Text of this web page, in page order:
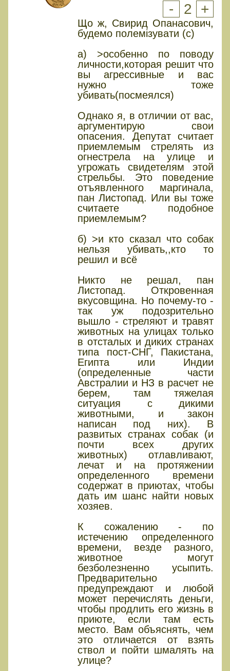
- 2 +
Що ж, Свирид Опанасович,
будемо полемiзувати (с)
а) >особенно по поводу
личности,которая решит что
вы агрессивные и вас
нужно тоже
убивать(посмеялся)
Однако я, в отличии от вас,
аргументирую свои
опасения. Депутат считает
приемлемым стрелять из
огнестрела на улице и
угрожать свидетелям этой
стрельбы. Это поведение
отъявленного маргинала,
пан Листопад. Или вы тоже
считаете подобное
приемлемым?
б) >и кто сказал что собак
нельзя убивать,,кто то
решил и всё
Никто не решал, пан
Листопад. Откровенная
вкусовщина. Но почему-то -
так уж подозрительно
вышло - стреляют и травят
животных на улицах только
в отсталых и диких странах
типа пост-СНГ, Пакистана,
Египта или Индии
(определенные части
Австралии и НЗ в расчет не
берем, там тяжелая
ситуация с дикими
животными, и закон
написан под них). В
развитых странах собак (и
почти всех других
животных) отлавливают,
лечат и на протяжении
определенного времени
содержат в приютах, чтобы
дать им шанс найти новых
хозяев.
К сожалению - по
истечению определенного
времени, везде разного,
животное могут
безболезненно усыпить.
Предварительно
предупреждают и любой
может перечислять деньги,
чтобы продлить его жизнь в
приюте, если там есть
место. Вам объяснять, чем
это отличается от взять
ствол и пойти шмалять на
улице?